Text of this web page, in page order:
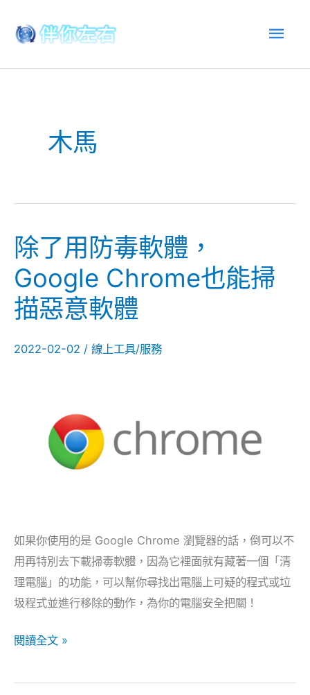
容
主
選
木馬
除了用防毒軟體，
Google Chrome也能掃
描惡意軟體
2022-02-02 / 線上工具/服務
如果你使用的是 Google Chrome 瀏覽器的話，倒可以不
用再特別去下載掃毒軟體，因為它裡面就有藏著一個「清
理電腦」的功能，可以幫你尋找出電腦上可疑的程式或垃
圾程式並進行移除的動作，為你的電腦安全把關！
除
了
用
防
軟
意
軟
體
閱讀全文 »